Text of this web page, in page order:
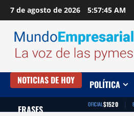
Saltar
al
contenido
7 de agosto de 2026 5:57:46 AM
NOTICIAS DE HOY POLÍTICA
FRASES OFICIAL$1520 |